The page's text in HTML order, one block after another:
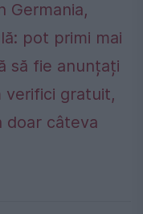
Germania,
pot primi mai
să fie anunțați
verifici gratuit,
doar câteva